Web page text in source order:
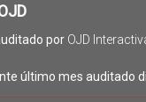
por OJD
último mes auditado